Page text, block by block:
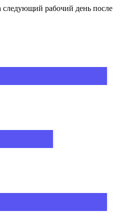
следующий рабочий день после